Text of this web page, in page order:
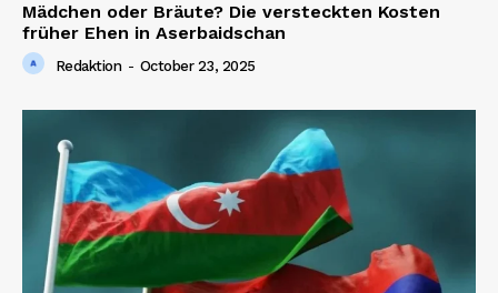
Mädchen oder Bräute? Die versteckten Kosten
früher Ehen in Aserbaidschan
Redaktion - October 23, 2025